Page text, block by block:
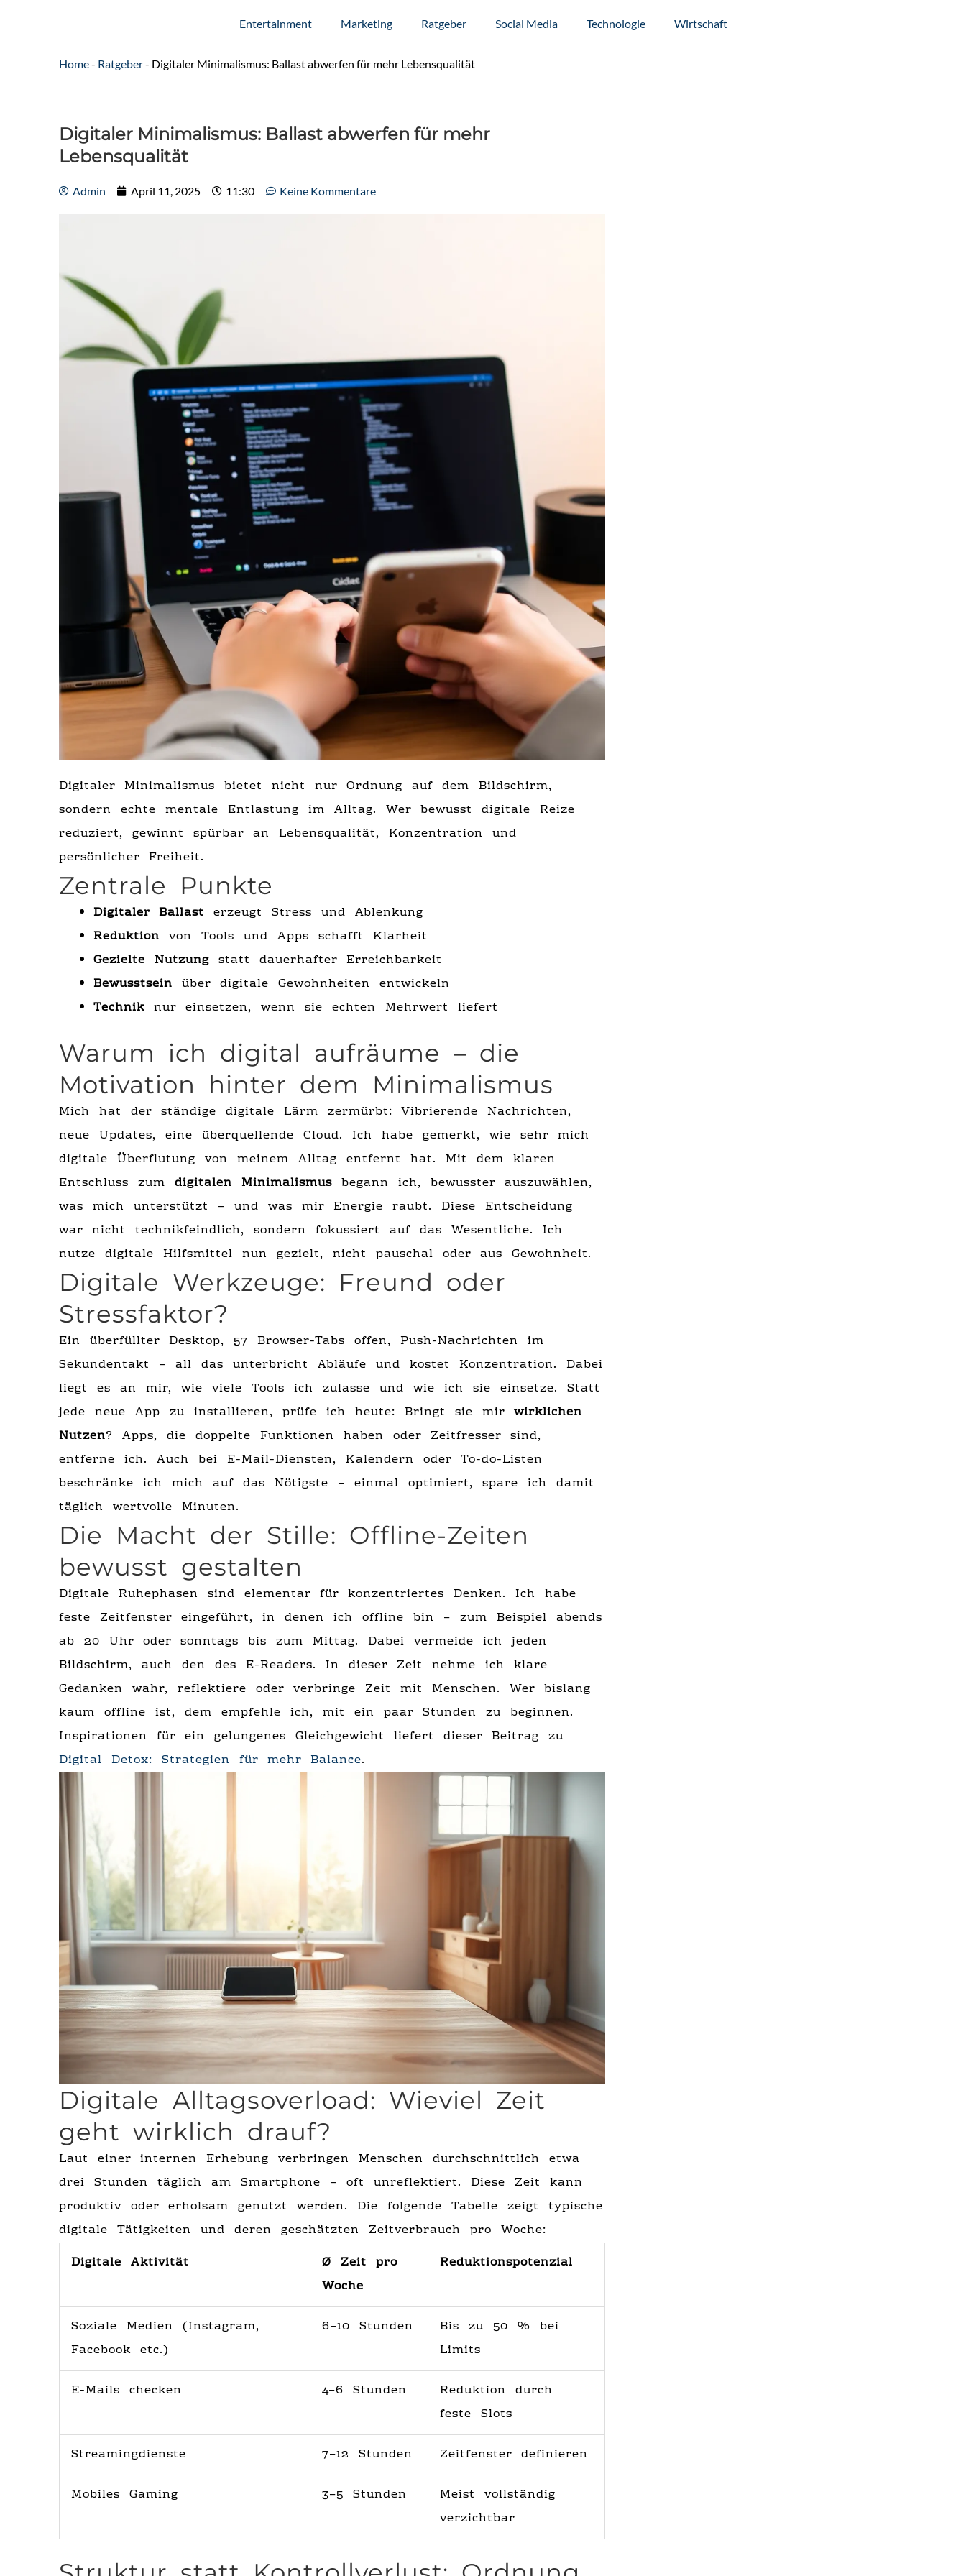
Entertainment Marketing Ratgeber Social Media Technologie Wirtschaft
Home- Ratgeber- Digitaler Minimalismus: Ballast abwerfen für mehr Lebensqualität
Digitaler Minimalismus: Ballast abwerfen für mehr
Lebensqualität
Admin April 11, 2025 11:30 Keine Kommentare
Digitaler Minimalismus bietet nicht nur Ordnung auf dem Bildschirm,
sondern echte mentale Entlastung im Alltag. Wer bewusst digitale Reize
reduziert, gewinnt spürbar an Lebensqualität, Konzentration und
persönlicher Freiheit.
Zentrale Punkte
Digitaler Ballast erzeugt Stress und Ablenkung
Reduktion von Tools und Apps schafft Klarheit
Gezielte Nutzung statt dauerhafter Erreichbarkeit
Bewusstsein über digitale Gewohnheiten entwickeln
Technik nur einsetzen, wenn sie echten Mehrwert liefert
Warum ich digital aufräume – die
Motivation hinter dem Minimalismus
Mich hat der ständige digitale Lärm zermürbt: Vibrierende Nachrichten,
neue Updates, eine überquellende Cloud. Ich habe gemerkt, wie sehr mich
digitale Überflutung von meinem Alltag entfernt hat. Mit dem klaren
Entschluss zum digitalen Minimalismus begann ich, bewusster auszuwählen,
was mich unterstützt – und was mir Energie raubt. Diese Entscheidung
war nicht technikfeindlich, sondern fokussiert auf das Wesentliche. Ich
nutze digitale Hilfsmittel nun gezielt, nicht pauschal oder aus Gewohnheit.
Digitale Werkzeuge: Freund oder
Stressfaktor?
Ein überfüllter Desktop, 57 Browser-Tabs offen, Push-Nachrichten im
Sekundentakt – all das unterbricht Abläufe und kostet Konzentration. Dabei
liegt es an mir, wie viele Tools ich zulasse und wie ich sie einsetze. Statt
jede neue App zu installieren, prüfe ich heute: Bringt sie mir wirklichen
Nutzen? Apps, die doppelte Funktionen haben oder Zeitfresser sind,
entferne ich. Auch bei E-Mail-Diensten, Kalendern oder To-do-Listen
beschränke ich mich auf das Nötigste – einmal optimiert, spare ich damit
täglich wertvolle Minuten.
Die Macht der Stille: Offline-Zeiten
bewusst gestalten
Digitale Ruhephasen sind elementar für konzentriertes Denken. Ich habe
feste Zeitfenster eingeführt, in denen ich offline bin – zum Beispiel abends
ab 20 Uhr oder sonntags bis zum Mittag. Dabei vermeide ich jeden
Bildschirm, auch den des E-Readers. In dieser Zeit nehme ich klare
Gedanken wahr, reflektiere oder verbringe Zeit mit Menschen. Wer bislang
kaum offline ist, dem empfehle ich, mit ein paar Stunden zu beginnen.
Inspirationen für ein gelungenes Gleichgewicht liefert dieser Beitrag zu
Digital Detox: Strategien für mehr Balance.
Digitale Alltagsoverload: Wieviel Zeit
geht wirklich drauf?
Laut einer internen Erhebung verbringen Menschen durchschnittlich etwa
drei Stunden täglich am Smartphone – oft unreflektiert. Diese Zeit kann
produktiv oder erholsam genutzt werden. Die folgende Tabelle zeigt typische
digitale Tätigkeiten und deren geschätzten Zeitverbrauch pro Woche:
Digitale Aktivität
Ø Zeit pro
Woche
Reduktionspotenzial
Soziale Medien (Instagram,
Facebook etc.)
6–10 Stunden
Bis zu 50 % bei
Limits
E-Mails checken
4–6 Stunden
Reduktion durch
feste Slots
Streamingdienste
7–12 Stunden
Zeitfenster definieren
Mobiles Gaming
3–5 Stunden
Meist vollständig
verzichtbar